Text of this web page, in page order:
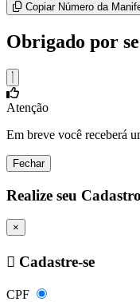
Copiar Número da
Obrigado por
Atenção
Em breve você receberá
Fechar
Realize seu Cadastro
×
Cadastre-se
CPF